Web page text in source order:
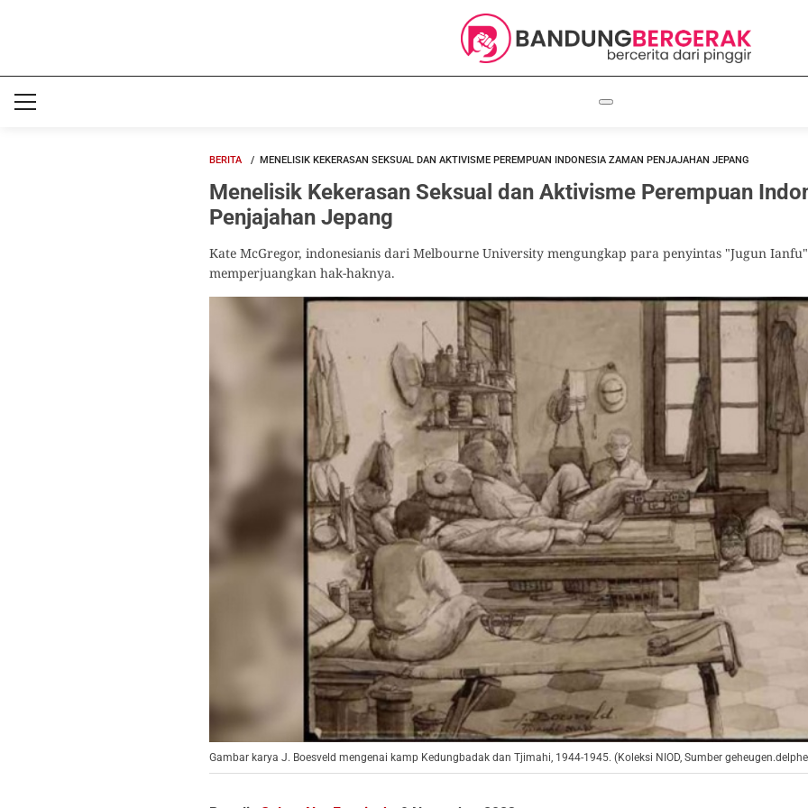
BERITA MENELISIK KEKERASAN SEKSUAL DAN AKTIVISME PEREMPUAN INDONESIA ZAMAN PENJAJAHAN JEPANG
Menelisik Kekerasan Seksual dan Aktivisme Perempuan
Penjajahan Jepang
Kate McGregor, indonesianis dari Melbourne University mengungkap para penyintas "Jugun
memperjuangkan hak-haknya.
Gambar karya J. Boesveld mengenai kamp Kedungbadak dan Tjimahi, 1944-1945. (Koleksi NIOD, Sumber